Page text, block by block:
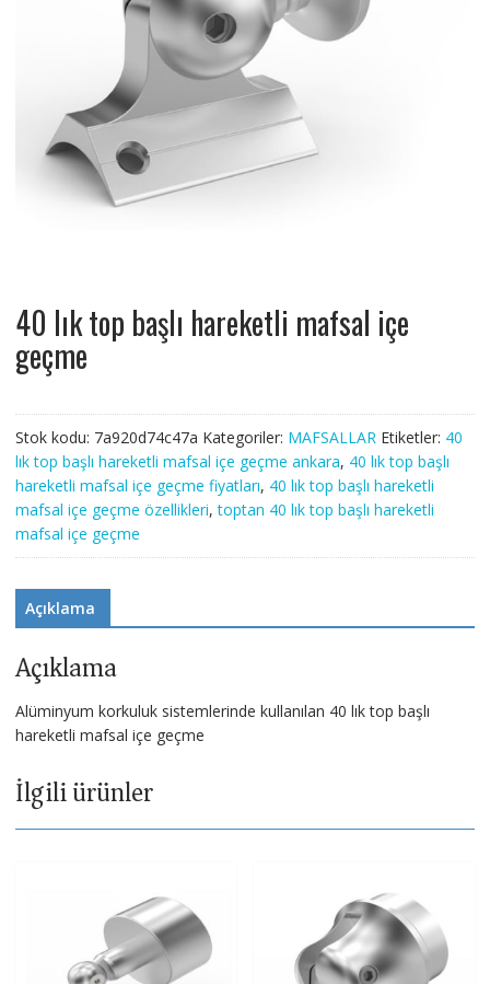
40 lık top başlı hareketli mafsal içe
geçme
Stok kodu: 7a920d74c47a Kategoriler: MAFSALLAR Etiketler: 40
lık top başlı hareketli mafsal içe geçme ankara, 40 lık top başlı
hareketli mafsal içe geçme fiyatları, 40 lık top başlı hareketli
mafsal içe geçme özellikleri,toptan 40 lık top başlı hareketli
mafsal içe geçme
Açıklama
Açıklama
Alüminyum korkuluk sistemlerinde kullanılan 40 lık top başlı
hareketli mafsal içe geçme
İlgili ürünler